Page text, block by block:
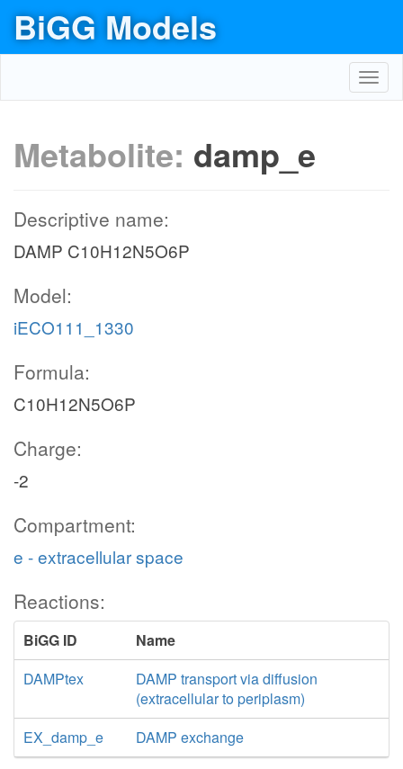
BiGG Models
Metabolite: damp_e
Descriptive name:
DAMP C10H12N5O6P
Model:
iECO111_1330
Formula:
C10H12N5O6P
Charge:
-2
Compartment:
e - extracellular space
Reactions:
BiGG ID
Name
DAMPtex
DAMP transport via diffusion
(extracellular to periplasm)
EX_damp_e
DAMP exchange